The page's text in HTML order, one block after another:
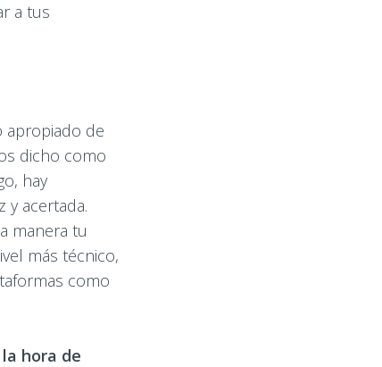
a tus
apropiado de
dicho como
hay
y acertada.
manera tu
más técnico,
como
hora de